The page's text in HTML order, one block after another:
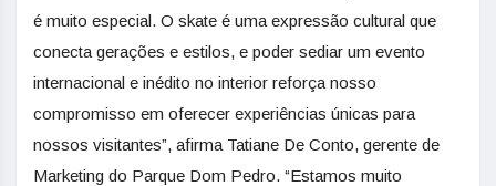
é muito especial. O skate é uma expressão cultural que
conecta gerações e estilos, e poder sediar um evento
internacional e inédito no interior reforça nosso
compromisso em oferecer experiências únicas para
nossos visitantes”, afirma Tatiane De Conto, gerente de
Marketing do Parque Dom Pedro. “Estamos muito